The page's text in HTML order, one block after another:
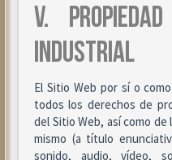
V.
INDUSTRIAL
El Sitio Web por sí o
todos los derechos de
del Sitio Web, así como
mismo (a título
sonido, audio, vídeo,